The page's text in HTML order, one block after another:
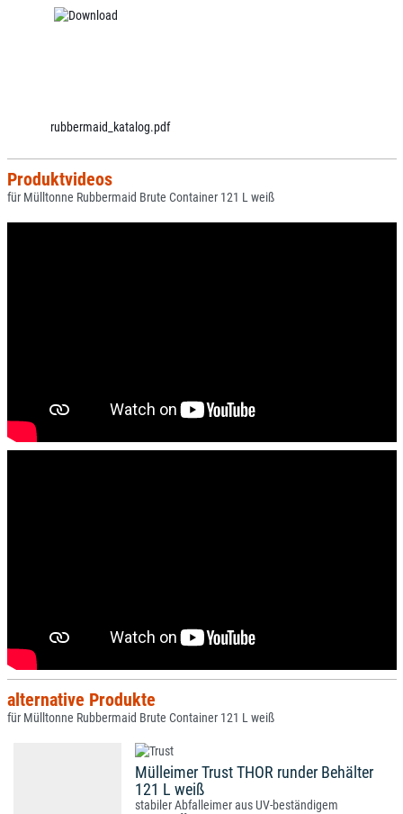
rubbermaid_katalog.pdf
Produktvideos
für Mülltonne Rubbermaid Brute Container 121 L weiß
alternative Produkte
für Mülltonne Rubbermaid Brute Container 121 L weiß
Mülleimer Trust THOR runder Behälter
121 L weiß
stabiler Abfalleimer aus UV-beständigem